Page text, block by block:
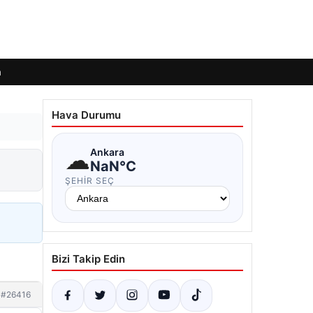
#26416
Hava Durumu
☁Ankara
NaN°C
ŞEHIR SEÇ
Bizi Takip Edin